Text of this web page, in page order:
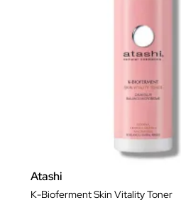
Atashi
K-Bioferment Skin Vitality Toner